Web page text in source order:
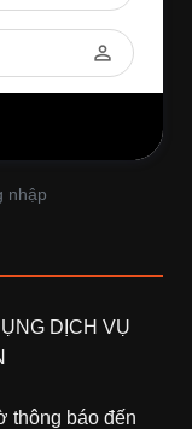
perm_identity
nhập
DỊCH VỤ
thông báo đến